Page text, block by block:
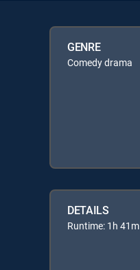
GENRE
Comedy drama
DETAILS
Runtime: 1h 41m